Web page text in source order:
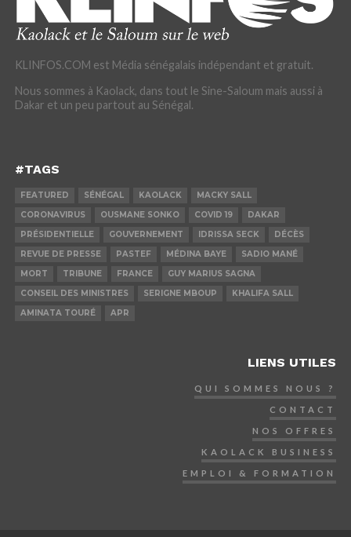
KLINFOS.COM est Média sénégalais indépendant et gratuit.
Nous sommes à Kaolack, dans tout le Sine-Saloum mais aussi à
Dakar et un peu partout au Sénégal.
#TAGS
FEATURED SÉNÉGAL KAOLACK
MACKY SALL
CORONAVIRUS
OUSMANE SONKO COVID 19
DAKAR
PRÉSIDENTIELLE
GOUVERNEMENT IDRISSA SECK
DÉCÈS
REVUE DE PRESSE
PASTEF MÉDINA BAYE
SADIO MANÉ
MORT
TRIBUNE FRANCE
GUY MARIUS SAGNA
CONSEIL DES MINISTRES
SERIGNE MBOUP
KHALIFA SALL
AMINATA TOURÉ
APR
LIENS UTILES
QUI SOMMES NOUS ?
CONTACT
NOS OFFRES
KAOLACK BUSINESS
EMPLOI & FORMATION